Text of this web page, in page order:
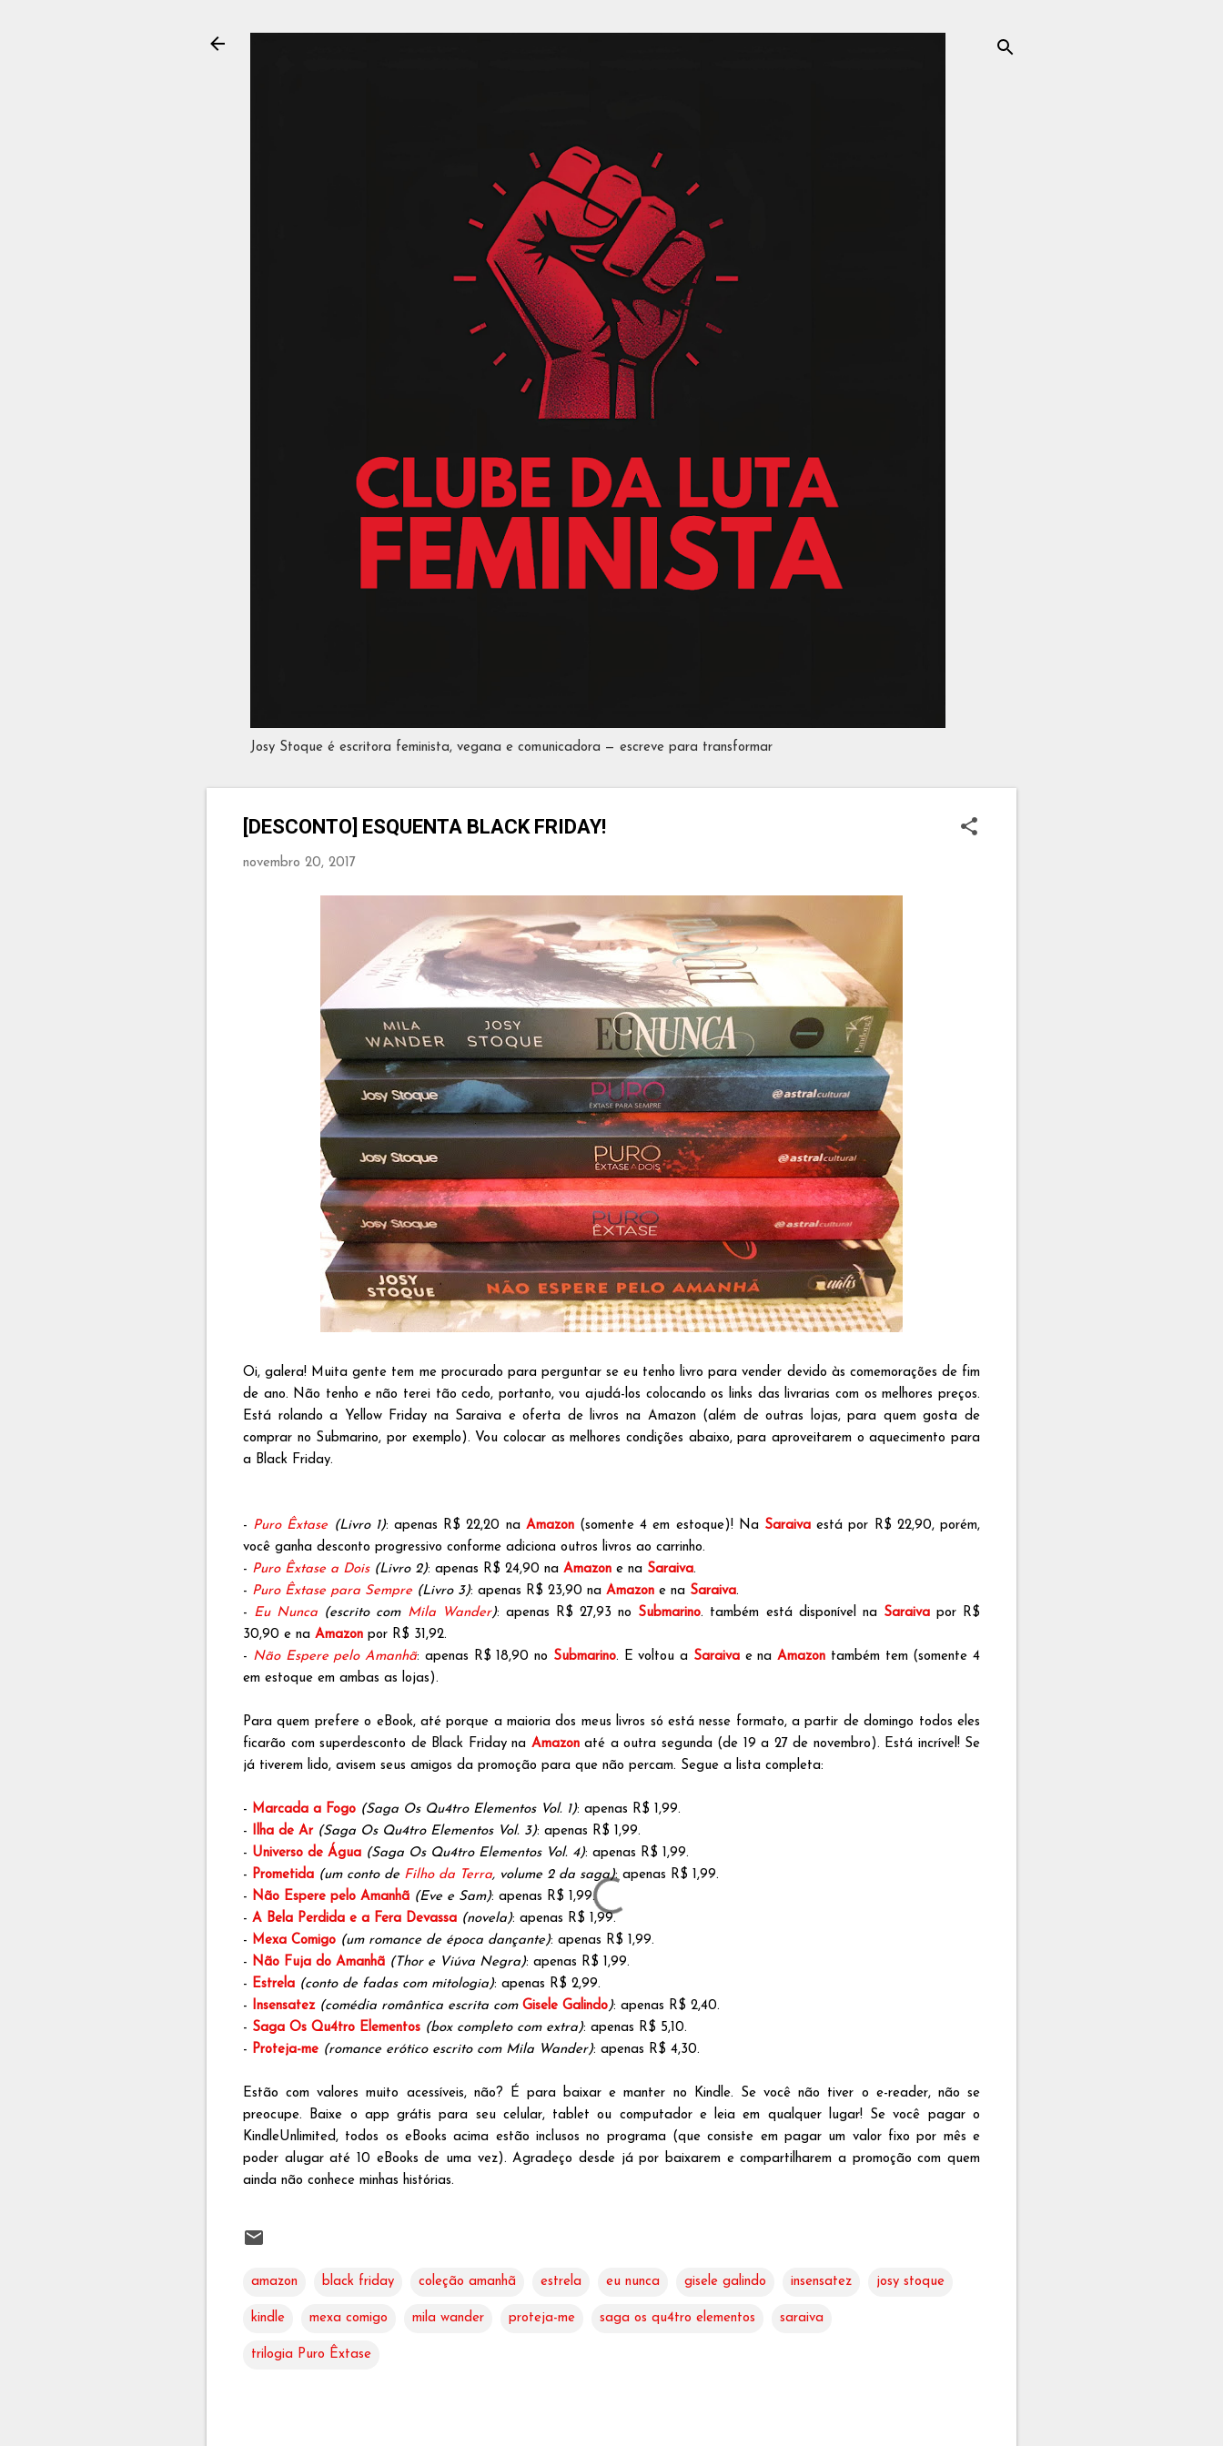
Josy Stoque é escritora feminista, vegana e comunicadora — escreve para transformar
[DESCONTO] ESQUENTA BLACK FRIDAY!
novembro 20, 2017
Oi, galera! Muita gente tem me procurado para perguntar se eu tenho livro para vender devido às comemorações de fim
de ano. Não tenho e não terei tão cedo, portanto, vou ajudá-los colocando os links das livrarias com os melhores preços.
Está rolando a Yellow Friday na Saraiva e oferta de livros na Amazon (além de outras lojas, para quem gosta de
comprar no Submarino, por exemplo). Vou colocar as melhores condições abaixo, para aproveitarem o aquecimento para
a Black Friday.
- Puro Êxtase(Livro 1): apenas R$ 22,20 na Amazon(somente 4 em estoque)! Na Saraiva está por R$ 22,90, porém,
você ganha desconto progressivo conforme adiciona outros livros ao carrinho.
- Puro Êxtase a Dois(Livro 2): apenas R$ 24,90 na Amazon e na Saraiva.
- Puro Êxtase para Sempre(Livro 3): apenas R$ 23,90 na Amazon e na Saraiva.
- Eu Nunca (escrito com Mila Wander): apenas R$ 27,93 no Submarino. também está disponível na Saraiva por R$
30,90 e na Amazon por R$ 31,92.
- Não Espere pelo Amanhã: apenas R$ 18,90 no Submarino. E voltou a Saraiva e na Amazon também tem (somente 4
em estoque em ambas as lojas).
Para quem prefere o eBook, até porque a maioria dos meus livros só está nesse formato, a partir de domingo todos eles
ficarão com superdesconto de Black Friday na Amazon até a outra segunda (de 19 a 27 de novembro). Está incrível! Se
já tiverem lido, avisem seus amigos da promoção para que não percam. Segue a lista completa:
- Marcada a Fogo (Saga Os Qu4tro Elementos Vol. 1): apenas R$ 1,99.
-
Ilha de Ar (Saga Os Qu4tro Elementos Vol. 3): apenas R$ 1,99.
- Universo de Água (Saga Os Qu4tro Elementos Vol. 4): apenas R$ 1,99.
- Prometida (um conto de Filho da Terra, volume 2 da saga): apenas R$ 1,99.
- Não Espere pelo Amanhã (Eve e Sam): apenas R$ 1,99.
- A Bela Perdida e a Fera Devassa (novela): apenas R$ 1,99.
- Mexa Comigo (um romance de época dançante): apenas R$ 1,99.
- Não Fuja do Amanhã (Thor e Viúva Negra): apenas R$ 1,99.
- Estrela (conto de fadas com mitologia): apenas R$ 2,99.
-
Insensatez (comédia romântica escrita com Gisele Galindo): apenas R$ 2,40.
- Saga Os Qu4tro Elementos (box completo com extra): apenas R$ 5,10.
- Proteja-me (romance erótico escrito com Mila Wander): apenas R$ 4,30.
Estão com valores muito acessíveis, não? É para baixar e manter no Kindle. Se você não tiver o e-reader, não se
preocupe. Baixe o app grátis para seu celular, tablet ou computador e leia em qualquer lugar! Se você pagar o
KindleUnlimited, todos os eBooks acima estão inclusos no programa (que consiste em pagar um valor fixo por mês e
poder alugar até 10 eBooks de uma vez). Agradeço desde já por baixarem e compartilharem a promoção com quem
ainda não conhece minhas histórias.
amazon black friday coleção amanhã estrela eu nunca gisele galindo insensatez josy stoque
kindle mexa comigo mila wander proteja-me saga os qu4tro elementos saraiva
trilogia Puro Êxtase